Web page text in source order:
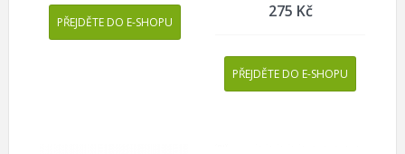
PŘEJDĚTE DO E-SHOPU
275 Kč
PŘEJDĚTE DO E-SHOPU